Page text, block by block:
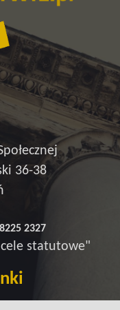
36-38
2327
statutowe"